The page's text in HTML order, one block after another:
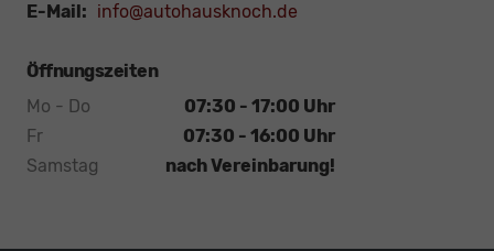
E-Mail: info@autohausknoch.de
Öffnungszeiten
Mo - Do
07:30 - 17:00 Uhr
Fr
07:30 - 16:00 Uhr
Samstag
nach Vereinbarung!